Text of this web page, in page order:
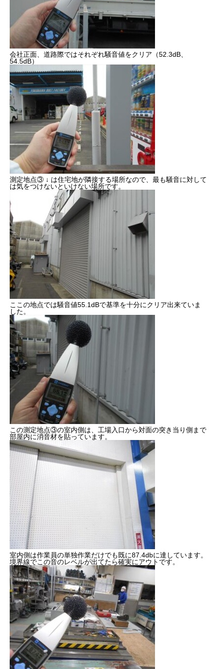
BUSINESS
2022年度
2023年度
2024年度
2025年度
官公庁
CONTACT
COMPANY BLOG BUSINESS RECRUIT
会社正面、道路際ではそれぞれ騒音値をクリア（52.3dB、
54.5dB）
測定地点③ ↓ は住宅地が隣接する場所なので、最も騒音に対して
は気をつけないといけない場所です。
ここの地点では騒音値55.1dBで基準を十分にクリア出来ていま
した。
この測定地点③の室内側は、工場入口から対面の突き当り側まで
部屋内に消音材を貼っています。
室内側は作業員の単独作業だけでも既に87.4dbに達しています。
境界線でこの音のレベルが出てたら確実にアウトです。